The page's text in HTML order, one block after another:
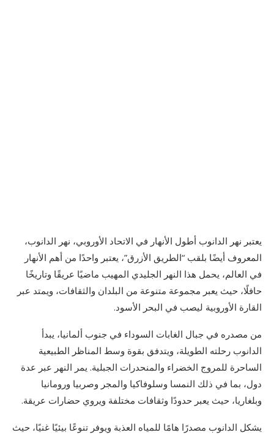
يعتبر نهر الدانوب أطول الأنهار في الاتحاد الأوروبي، نهر الدانوب،
المعروف أيضًا بلقب “الطريق الأزرق”، يعتبر واحدًا من أهم الأنهار
في العالم، يحمل هذا النهر الجليدي المهيب ماضيًا عريقًا وتاريخًا
حافلًا، حيث يعبر مجموعة متنوعة من البلدان والثقافات، ويمتد عبر
القارة الأوروبية ليصب في البحر الأسود.
من مصدره في جبال الغابات السوداء في جنوب ألمانيا، يبدأ
الدانوب رحلته الطويلة، ويتدفق بقوة وسط المناظر الطبيعية
الساحرة للمروج الخضراء والمنحدرات الجبلية. يمر النهر عبر عدة
دول، بما في ذلك النمسا وسلوفاكيا والمجر وصربيا ورومانيا
وبلغاريا، حيث يعبر حدودًا وثقافات مختلفة ويروي حضارات عريقة.
يشكل الدانوب مصدرًا هامًا للمياه العذبة ويوفر تنوعًا بيئيًا غنيًا، حيث